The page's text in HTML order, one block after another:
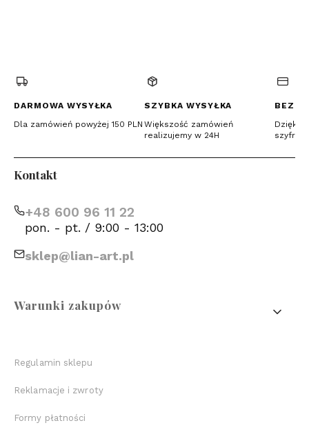
karcie)
nowej
karcie)
nowej
karcie)
DARMOWA WYSYŁKA
Dla zamówień powyżej 150 PLN
SZYBKA WYSYŁKA
Większość zamówień
realizujemy w 24H
Dzięki
Kontakt
+48 600 96 11 22
pon. - pt. / 9:00 - 13:00
sklep@lian-art.pl
Linki w stopce
Warunki zakupów
Regulamin sklepu
Reklamacje i zwroty
Formy płatności